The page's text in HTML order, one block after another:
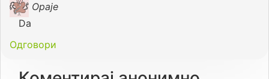
Opaje
Da
Одговори